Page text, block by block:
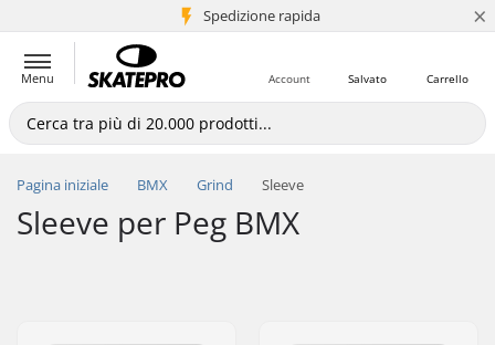
Spedizione rapida
+5 mln di clienti ×
Menu Carrello
Salvato
Account
Pagina iniziale BMX Grind Sleeve
Sleeve per Peg BMX